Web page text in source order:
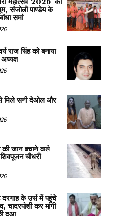
महोत्सव-2026’ की
संजोली पाण्डेय के
समां
राज सिंह को बनाया
से मिले सनी देओल और
की जान बचाने वाले
चौधरी
दरगाह के उर्स में पहुंचे
चादरपोशी कर मांगी